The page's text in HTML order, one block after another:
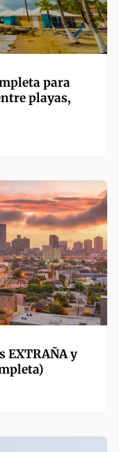
para
playas,
EXTRAÑA y